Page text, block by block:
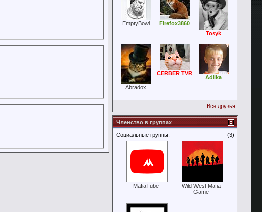
EmptyBowl
Firefox3860
Tosyk
Abradox
CERBER TVR
Adilka
Все друзья
Членство в группах
(3)
Социальные группы:
MafiaTube
Wild West Mafia
Game